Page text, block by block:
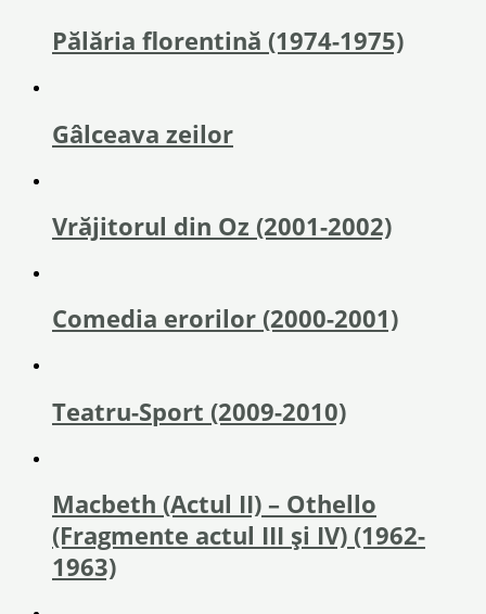
Pălăria florentină (1974-1975)
Gâlceava zeilor
Vrăjitorul din Oz (2001-2002)
Comedia erorilor (2000-2001)
Teatru-Sport (2009-2010)
Macbeth (Actul II) – Othello
(Fragmente actul III și IV) (1962-
1963)